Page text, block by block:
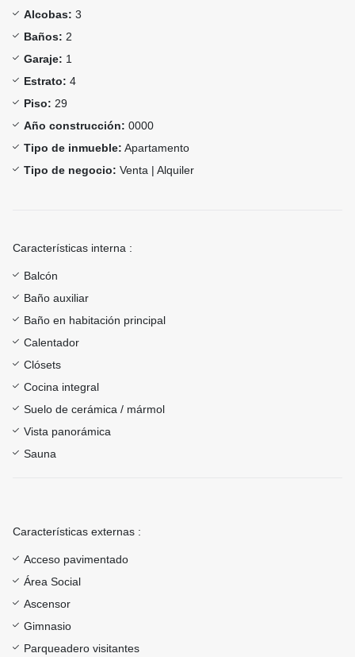
Alcobas: 3
Baños: 2
Garaje: 1
Estrato: 4
Piso: 29
Año construcción: 0000
Tipo de inmueble: Apartamento
Tipo de negocio: Venta | Alquiler
Características interna :
Balcón
Baño auxiliar
Baño en habitación principal
Calentador
Clósets
Cocina integral
Suelo de cerámica / mármol
Vista panorámica
Sauna
Características externas :
Acceso pavimentado
Área Social
Ascensor
Gimnasio
Parqueadero visitantes